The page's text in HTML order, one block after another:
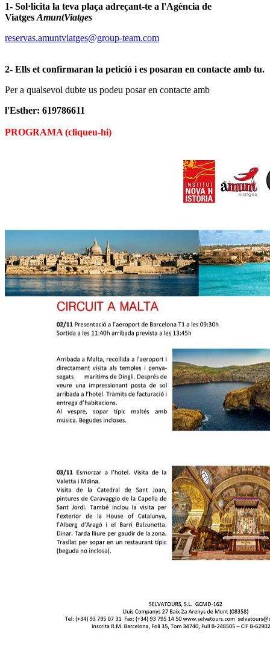
1- Sol·licita la teva plaça adreçant-te a l'Agència de
Viatges AmuntViatges
reservas.amuntviatges@group-team.com
2- Ells et confirmaran la petició i es posaran en contacte amb tu.
Per a qualsevol dubte us podeu posar en contacte amb
l'Esther: 619786611
PROGRAMA (cliqueu-hi)